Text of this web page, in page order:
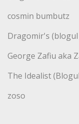
cosmin bumbutz
Dragomir's
George Zafiu aka
The Idealist
zoso